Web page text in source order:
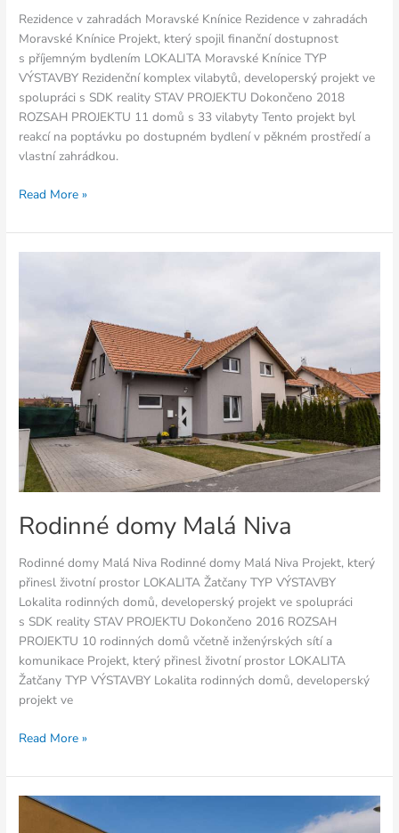
Rezidence v zahradách Moravské Knínice Rezidence v zahradách
Moravské Knínice Projekt, který spojil finanční dostupnost
s příjemným bydlením LOKALITA Moravské Knínice TYP
VÝSTAVBY Rezidenční komplex vilabytů, developerský projekt ve
spolupráci s SDK reality STAV PROJEKTU Dokončeno 2018
ROZSAH PROJEKTU 11 domů s 33 vilabyty Tento projekt byl
reakcí na poptávku po dostupném bydlení v pěkném prostředí a
vlastní zahrádkou.
Read More »
Rodinné domy Malá Niva
Rodinné domy Malá Niva Rodinné domy Malá Niva Projekt, který
přinesl životní prostor LOKALITA Žatčany TYP VÝSTAVBY
Lokalita rodinných domů, developerský projekt ve spolupráci
s SDK reality STAV PROJEKTU Dokončeno 2016 ROZSAH
PROJEKTU 10 rodinných domů včetně inženýrských sítí a
komunikace Projekt, který přinesl životní prostor LOKALITA
Žatčany TYP VÝSTAVBY Lokalita rodinných domů, developerský
projekt ve
Read More »
Rodinné